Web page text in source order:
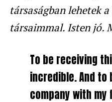
társaságban lehetek
társaimmal. Isten jó.
To be receiving
incredible. And to
company with